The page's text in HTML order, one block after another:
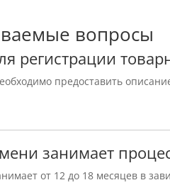
вопросы
регистрации
предоставить
занимает
от 12 до 18 месяцев в